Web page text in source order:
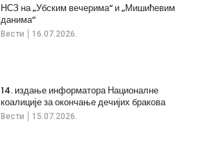
Вести 16.07.2026.
НСЗ на „Убским вечерима“ и „Мишићевим
данима“
Вести 15.07.2026.
14. издање информатора Националне
коалиције за окончање дечијих бракова